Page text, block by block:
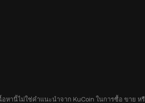
านี้ไม่ใช่คำแนะนำจาก KuCoin ในการซื้อ ขาย